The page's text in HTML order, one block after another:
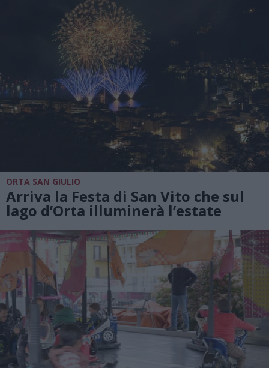
ORTA SAN GIULIO
Arriva la Festa di San Vito che sul
lago d’Orta illuminerà l’estate